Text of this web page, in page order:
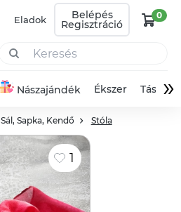
Eladok Belépés
Regisztráció
0
Nászajándék Ékszer Táska»
Sál, Sapka, Kendő Stóla
1